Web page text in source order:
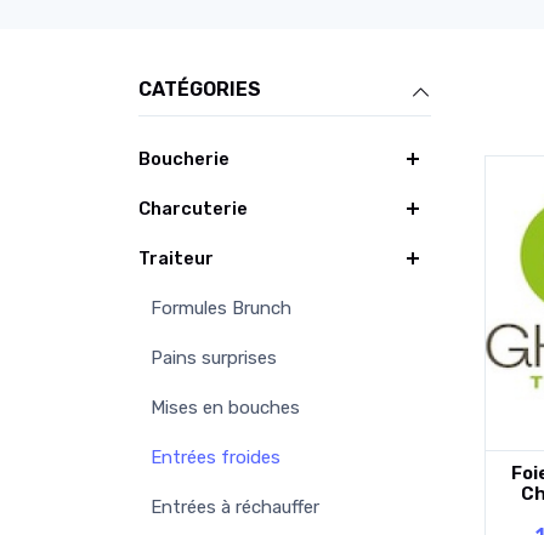
CATÉGORIES
Boucherie
Charcuterie
Traiteur
Formules Brunch
Pains surprises
Mises en bouches
Entrées froides
Entrées à réchauffer